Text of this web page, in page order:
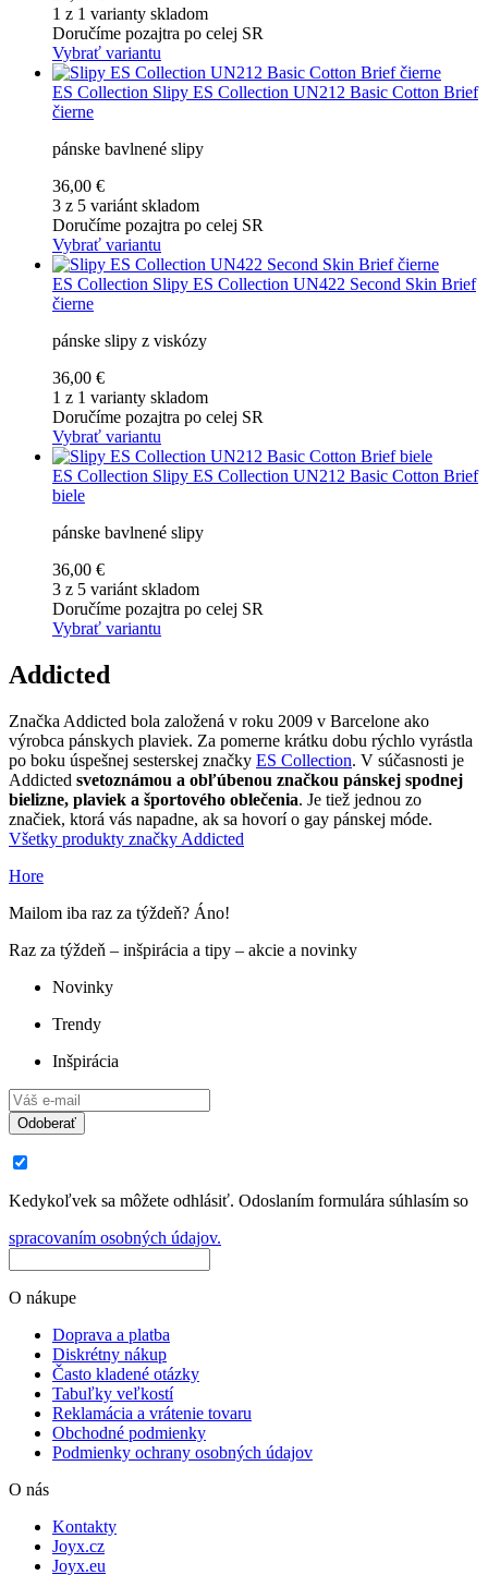
1 z 1 varianty skladom
Doručíme pozajtra po celej SR
Vybrať variantu
ES Collection Slipy ES Collection UN212 Basic Cotton Brief
čierne
pánske bavlnené slipy
36,00 €
3 z 5 variánt skladom
Doručíme pozajtra po celej SR
Vybrať variantu
ES Collection Slipy ES Collection UN422 Second Skin Brief
čierne
pánske slipy z viskózy
36,00 €
1 z 1 varianty skladom
Doručíme pozajtra po celej SR
Vybrať variantu
ES Collection Slipy ES Collection UN212 Basic Cotton Brief
biele
pánske bavlnené slipy
36,00 €
3 z 5 variánt skladom
Doručíme pozajtra po celej SR
Vybrať variantu
Addicted
Značka Addicted bola založená v roku 2009 v Barcelone ako
výrobca pánskych plaviek. Za pomerne krátku dobu rýchlo vyrástla
po boku úspešnej sesterskej značky ES Collection. V súčasnosti je
Addicted svetoznámou a obľúbenou značkou pánskej spodnej
bielizne, plaviek a športového oblečenia. Je tiež jednou zo
značiek, ktorá vás napadne, ak sa hovorí o gay pánskej móde.
Všetky produkty značky Addicted
Hore
Mailom iba raz za týždeň? Áno!
Raz za týždeň – inšpirácia a tipy – akcie a novinky
Novinky
Trendy
Inšpirácia
Odoberať
Kedykoľvek sa môžete odhlásiť. Odoslaním formulára súhlasím so
spracovaním osobných údajov.
O nákupe
Doprava a platba
Diskrétny nákup
Často kladené otázky
Tabuľky veľkostí
Reklamácia a vrátenie tovaru
Obchodné podmienky
Podmienky ochrany osobných údajov
O nás
Kontakty
Joyx.cz
Joyx.eu